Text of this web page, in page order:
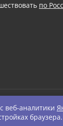
по
©
веб-аналитики